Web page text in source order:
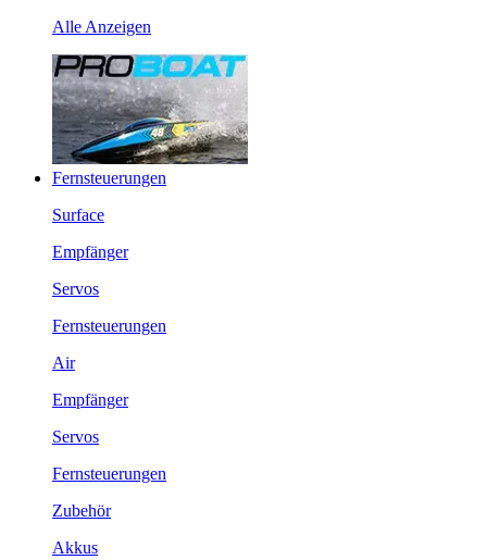
Alle Anzeigen
Fernsteuerungen
Surface
Empfänger
Servos
Fernsteuerungen
Air
Empfänger
Servos
Fernsteuerungen
Zubehör
Akkus